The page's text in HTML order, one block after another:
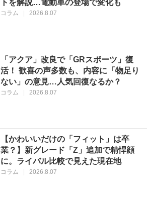
トを解説…電動車の登場で変化も
コラム 2026.8.07
「アクア」改良で「GRスポーツ」復
活！ 歓喜の声多数も、内容に「物足り
ない」の意見…人気回復なるか？
コラム | 2026.8.07
【かわいいだけの「フィット」は卒
業？】新グレード「Z」追加で精悍顔
に。ライバル比較で見えた現在地
コラム | 2026.8.07